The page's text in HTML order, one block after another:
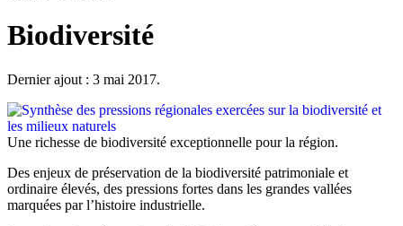
Biodiversité
Dernier ajout : 3 mai 2017.
Une richesse de biodiversité exceptionnelle pour la région.
Des enjeux de préservation de la biodiversité patrimoniale et
ordinaire élevés, des pressions fortes dans les grandes vallées
marquées par l’histoire industrielle.